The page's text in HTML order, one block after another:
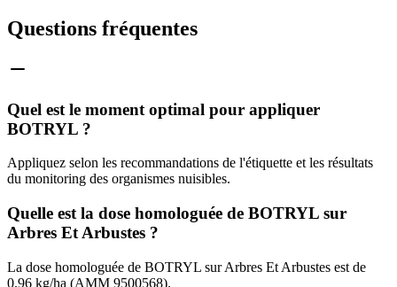
Questions fréquentes
Quel est le moment optimal pour appliquer
BOTRYL ?
Appliquez selon les recommandations de l'étiquette et les résultats
du monitoring des organismes nuisibles.
Quelle est la dose homologuée de BOTRYL sur
Arbres Et Arbustes ?
La dose homologuée de BOTRYL sur Arbres Et Arbustes est de
0.96 kg/ha (AMM 9500568).